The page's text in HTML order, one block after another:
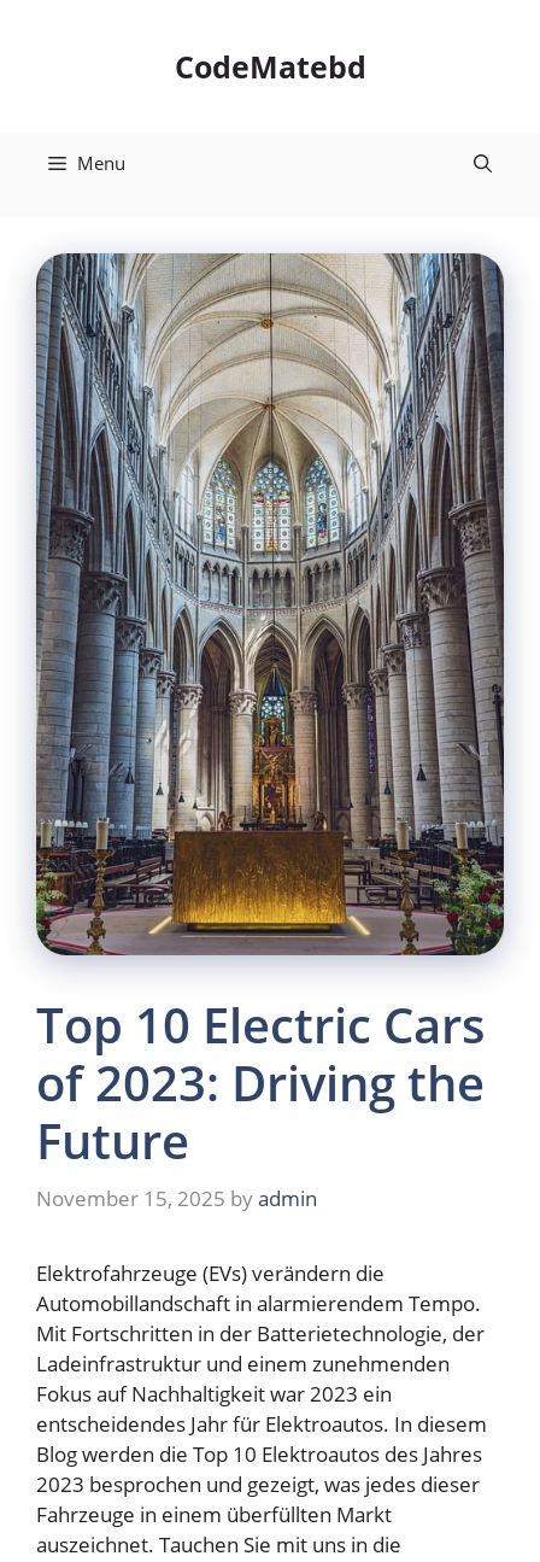
CodeMatebd
Menu
Top 10 Electric Cars
of 2023: Driving the
Future
November 15, 2025 byadmin
Elektrofahrzeuge (EVs) verändern die
Automobillandschaft in alarmierendem Tempo.
Mit Fortschritten in der Batterietechnologie, der
Ladeinfrastruktur und einem zunehmenden
Fokus auf Nachhaltigkeit war 2023 ein
entscheidendes Jahr für Elektroautos. In diesem
Blog werden die Top 10 Elektroautos des Jahres
2023 besprochen und gezeigt, was jedes dieser
Fahrzeuge in einem überfüllten Markt
auszeichnet. Tauchen Sie mit uns in die